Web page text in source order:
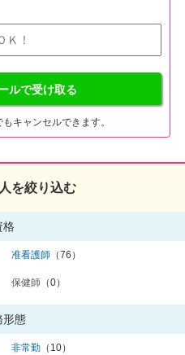
ルで受け取る
キャンセルできます。
を絞り込む
格
准看護師 （76）
保健師 （0）
形態
非常勤 （10）